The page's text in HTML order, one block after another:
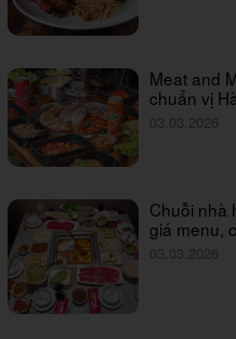
Meat and
chuẩn vị
03.03.2026
Chuỗi nhà
giá menu,
03.03.2026